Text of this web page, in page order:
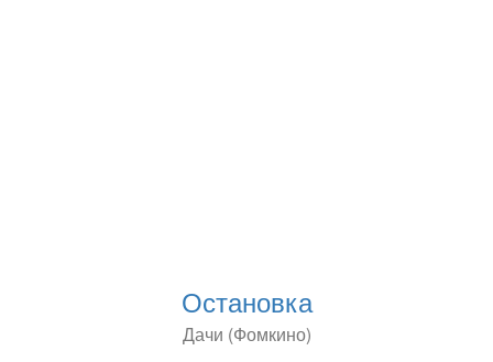
Остановка
Дачи (Фомкино)